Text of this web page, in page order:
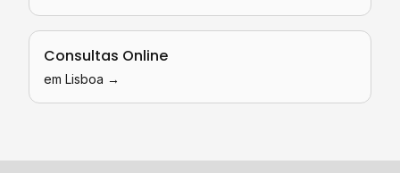
Consultas Online
em Lisboa →